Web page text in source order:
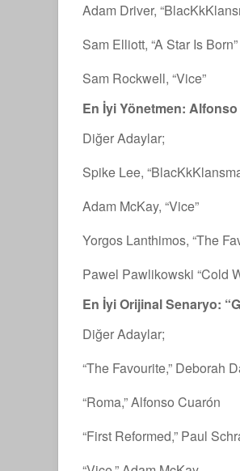
Adam Driver,
Sam Elliott, “A Star Is Born”
Sam Rockwell, “Vice”
En İyi Yönetmen:
Diğer Adaylar;
Spike Lee,
Adam McKay, “Vice”
Yorgos Lanthimos, “The
Pawel Pawlikowski “Cold
En İyi Orijinal Senaryo:
Diğer Adaylar;
“The Favourite,” Deborah
“Roma,” Alfonso Cuarón
“First Reformed,” Paul